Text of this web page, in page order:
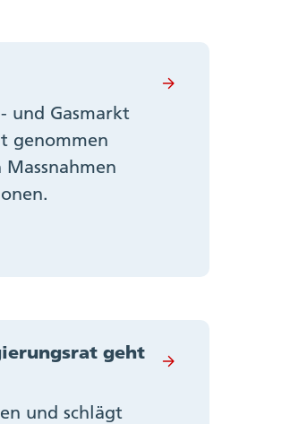
und Gasmarkt
genommen
geht
und schlägt